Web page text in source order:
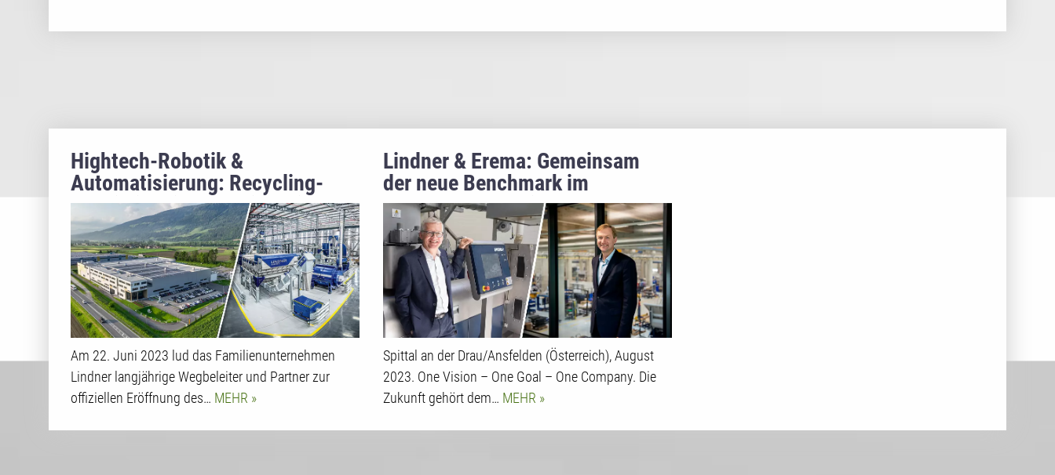
Hightech-Robotik &
Automatisierung: Recycling-
Spezialist Lindner feiert die
Eröffnung der neuen Heimat des
Recyclings
Am 22. Juni 2023 lud das Familienunternehmen
Lindner langjährige Wegbeleiter und Partner zur
offiziellen Eröffnung des… MEHR
Lindner & Erema: Gemeinsam
der neue Benchmark im
Kunststoffrecycling
Spittal an der Drau/Ansfelden (Österreich), August
2023. One Vision – One Goal – One Company. Die
Zukunft gehört dem… MEHR